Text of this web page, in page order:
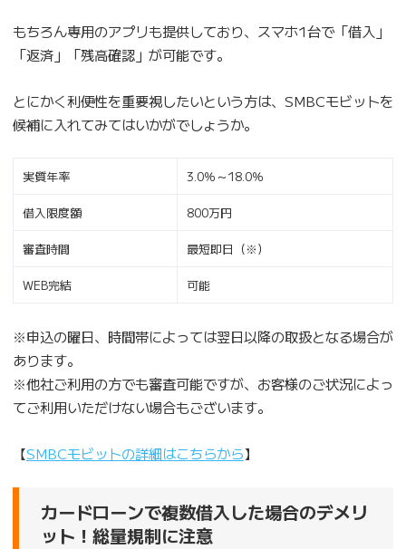
もちろん専用のアプリも提供しており、スマホ1台で「借入」
「返済」「残高確認」が可能です。
とにかく利便性を重要視したいという方は、SMBCモビットを
候補に入れてみてはいかがでしょうか。
実質年率 3.0％～18.0％
借入限度額 800万円
審査時間 最短即日（※）
WEB完結 可能
※申込の曜日、時間帯によっては翌日以降の取扱となる場合が
あります。
※他社ご利用の方でも審査可能ですが、お客様のご状況によっ
てご利用いただけない場合もございます。
【SMBCモビットの詳細はこちらから】
カードローンで複数借入した場合のデメリ
ット！総量規制に注意